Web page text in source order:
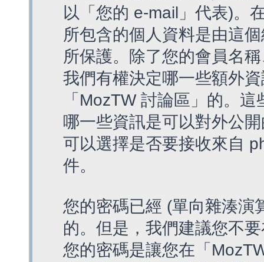
以「您的 e-mail」代表)。
所包含的個人資料是由這
所保護。除了您的會員名
我們有權決定哪一些額外
「MozTW 討論區」的。
哪一些資訊是可以對外公
可以選擇是否要接收來自
件。
您的密碼已經 (單向雜湊演
的。但是，我們建議您不
您的密碼是讓您在「